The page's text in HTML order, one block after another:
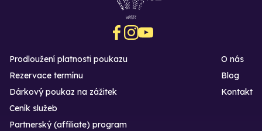
Prodloužení platnosti poukazu
Rezervace termínu
Dárkový poukaz na zážitek
O nás
Blog
Kontakt
Ceník služeb
Partnerský (affiliate) program